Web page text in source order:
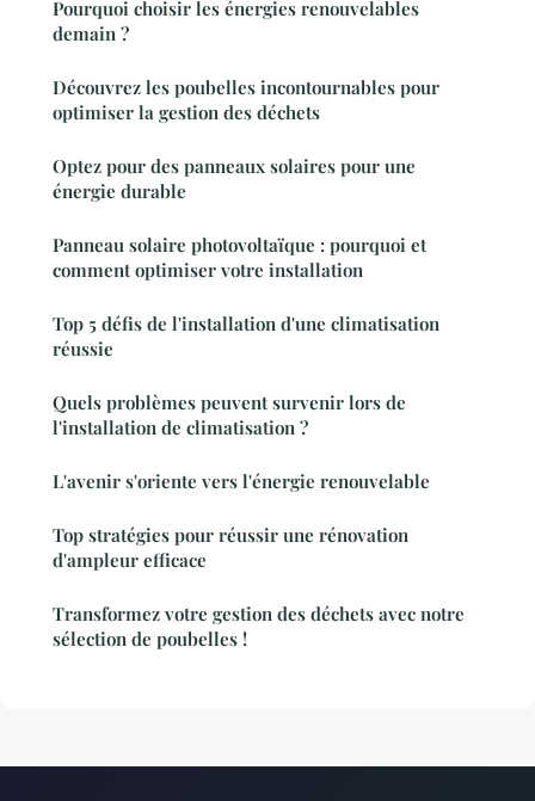
Pourquoi choisir les énergies renouvelables
demain ?
Découvrez les poubelles incontournables pour
optimiser la gestion des déchets
Optez pour des panneaux solaires pour une
énergie durable
Panneau solaire photovoltaïque : pourquoi et
comment optimiser votre installation
Top 5 défis de l'installation d'une climatisation
réussie
Quels problèmes peuvent survenir lors de
l'installation de climatisation ?
L'avenir s'oriente vers l'énergie renouvelable
Top stratégies pour réussir une rénovation
d'ampleur efficace
Transformez votre gestion des déchets avec notre
sélection de poubelles !